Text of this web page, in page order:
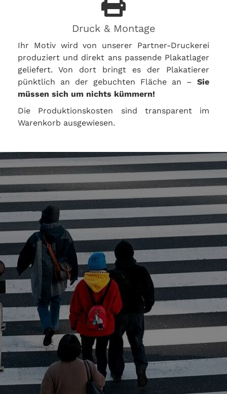
Druck & Montage
Ihr Motiv wird von unserer Partner-Druckerei
produziert und direkt ans passende Plakatlager
geliefert. Von dort bringt es der Plakatierer
pünktlich an der gebuchten Fläche an – Sie
müssen sich um nichts kümmern!
Die Produktionskosten sind transparent im
Warenkorb ausgewiesen.